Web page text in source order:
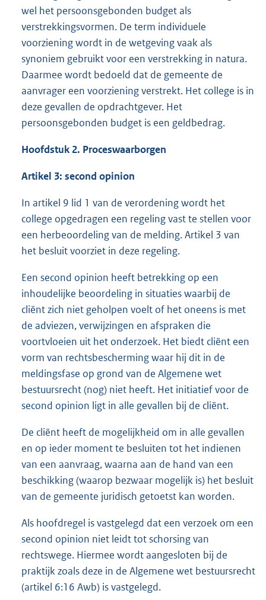
wel het persoonsgebonden budget als
verstrekkingsvormen. De term individuele
voorziening wordt in de wetgeving vaak als
synoniem gebruikt voor een verstrekking in natura.
Daarmee wordt bedoeld dat de gemeente de
aanvrager een voorziening verstrekt. Het college is in
deze gevallen de opdrachtgever. Het
persoonsgebonden budget is een geldbedrag.
Hoofdstuk 2. Proceswaarborgen
Artikel 3: second opinion
In artikel 9 lid 1 van de verordening wordt het
college opgedragen een regeling vast te stellen voor
een herbeoordeling van de melding. Artikel 3 van
het besluit voorziet in deze regeling.
Een second opinion heeft betrekking op een
inhoudelijke beoordeling in situaties waarbij de
cliënt zich niet geholpen voelt of het oneens is met
de adviezen, verwijzingen en afspraken die
voortvloeien uit het onderzoek. Het biedt cliënt een
vorm van rechtsbescherming waar hij dit in de
meldingsfase op grond van de Algemene wet
bestuursrecht (nog) niet heeft. Het initiatief voor de
second opinion ligt in alle gevallen bij de cliënt.
De cliënt heeft de mogelijkheid om in alle gevallen
en op ieder moment te besluiten tot het indienen
van een aanvraag, waarna aan de hand van een
beschikking (waarop bezwaar mogelijk is) het besluit
van de gemeente juridisch getoetst kan worden.
Als hoofdregel is vastgelegd dat een verzoek om een
second opinion niet leidt tot schorsing van
rechtswege. Hiermee wordt aangesloten bij de
praktijk zoals deze in de Algemene wet bestuursrecht
(artikel 6:16 Awb) is vastgelegd.